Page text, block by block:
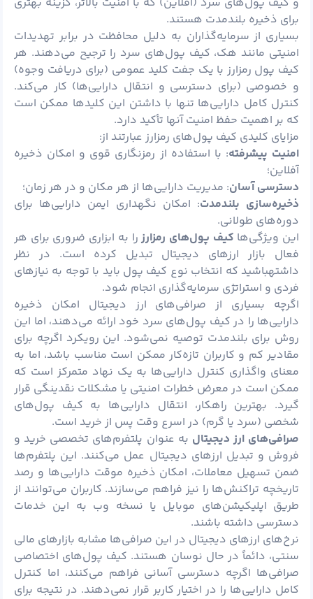
برای ذخیره بلندمدت هستند.
بسیاری از سرمایه‌گذاران به دلیل محافظت در برابر تهدیدات
امنیتی مانند هک، کیف پول‌های سرد را ترجیح می‌دهند. هر
کیف پول رمزارز با یک جفت کلید عمومی (برای دریافت وجوه)
و خصوصی (برای دسترسی و انتقال دارایی‌ها) کار می‌کند.
کنترل کامل دارایی‌ها تنها با داشتن این کلیدها ممکن است
که بر اهمیت حفظ امنیت آنها تأکید دارد.
مزایای کلیدی کیف پول‌های رمزارز عبارتند از:
امنیت پیشرفته: با استفاده از رمزنگاری قوی و امکان ذخیره
آفلاین؛
دسترسی آسان: مدیریت دارایی‌ها از هر مکان و در هر زمان؛
ذخیره‌سازی بلندمدت: امکان نگهداری ایمن دارایی‌ها برای
دوره‌های طولانی.
این ویژگی‌ها کیف پول‌های رمزارزرا به ابزاری ضروری برای هر
فعال بازار ارزهای دیجیتال تبدیل کرده است. در نظر
داشتهباشید که انتخاب نوع کیف پول باید با توجه به نیازهای
فردی و استراتژی سرمایه‌گذاری انجام شود.
اگرچه بسیاری از صرافی‌های ارز دیجیتال امکان ذخیره
دارایی‌ها را در کیف پول‌های سرد خود ارائه می‌دهند، اما این
روش برای بلندمدت توصیه نمی‌شود. این رویکرد اگرچه برای
مقادیر کم و کاربران تازه‌کار ممکن است مناسب باشد، اما به
معنای واگذاری کنترل دارایی‌ها به یک نهاد متمرکز است که
ممکن است در معرض خطرات امنیتی یا مشکلات نقدینگی قرار
گیرد. بهترین راهکار، انتقال دارایی‌ها به کیف پول‌های
شخصی (سرد یا گرم) در اسرع وقت پس از خرید است.
صرافی‌های ارز دیجیتال به عنوان پلتفرم‌های تخصصی خرید و
فروش و تبدیل ارزهای دیجیتال عمل می‌کنند. این پلتفرم‌ها
ضمن تسهیل معاملات، امکان ذخیره موقت دارایی‌ها و رصد
تاریخچه تراکنش‌ها را نیز فراهم می‌سازند. کاربران می‌توانند از
طریق اپلیکیشن‌های موبایل یا نسخه وب به این خدمات
دسترسی داشته باشند.
نرخ‌های ارزهای دیجیتال در این صرافی‌ها مشابه بازارهای مالی
سنتی، دائماً در حال نوسان هستند. کیف پول‌های اختصاصی
صرافی‌ها اگرچه دسترسی آسانی فراهم می‌کنند، اما کنترل
کامل دارایی‌ها را در اختیار کاربر قرار نمی‌دهند. در نتیجه برای